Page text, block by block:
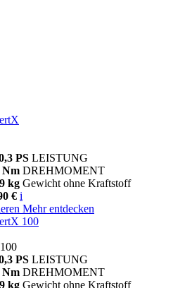
PS LEISTUNG
Nm DREHMOMENT
kg Gewicht ohne Kraftstoff
€ i
Mehr entdecken
100
PS LEISTUNG
Nm DREHMOMENT
kg Gewicht ohne Kraftstoff